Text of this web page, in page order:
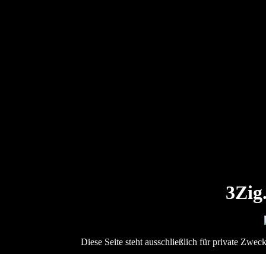
Diese Seite steht ausschließlich für private